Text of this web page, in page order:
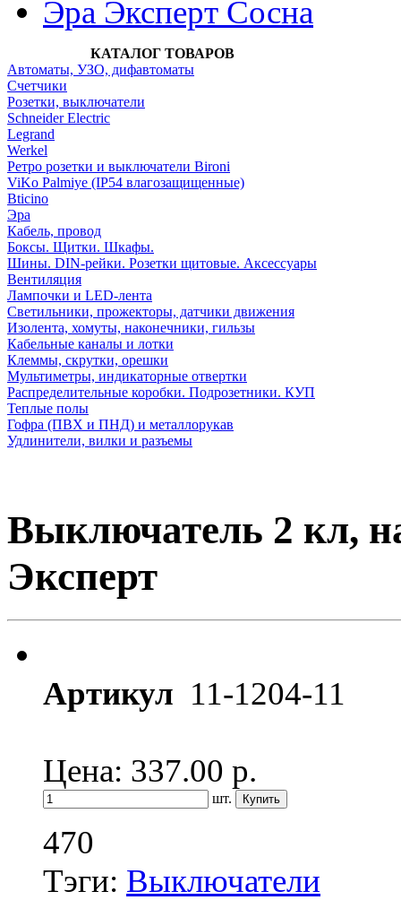
Эра Эксперт Сосна
КАТАЛОГ ТОВАРОВ
Автоматы, УЗО, дифавтоматы
Счетчики
Розетки, выключатели
Schneider Electric
Legrand
Werkel
Ретро розетки и выключатели Bironi
ViKo Palmiye (IP54 влагозащищенные)
Bticino
Эра
Кабель, провод
Боксы. Щитки. Шкафы.
Шины. DIN-рейки. Розетки щитовые. Аксессуары
Вентиляция
Лампочки и LED-лента
Светильники, прожекторы, датчики движения
Изолента, хомуты, наконечники, гильзы
Кабельные каналы и лотки
Клеммы, скрутки, орешки
Мультиметры, индикаторные отвертки
Распределительные коробки. Подрозетники. КУП
Теплые полы
Гофра (ПВХ и ПНД) и металлорукав
Удлинители, вилки и разъемы
Выключатель 2 кл,
Эксперт
Артикул 11-1204-11
Цена: 337.00 р.
шт.
470
Тэги: Выключатели